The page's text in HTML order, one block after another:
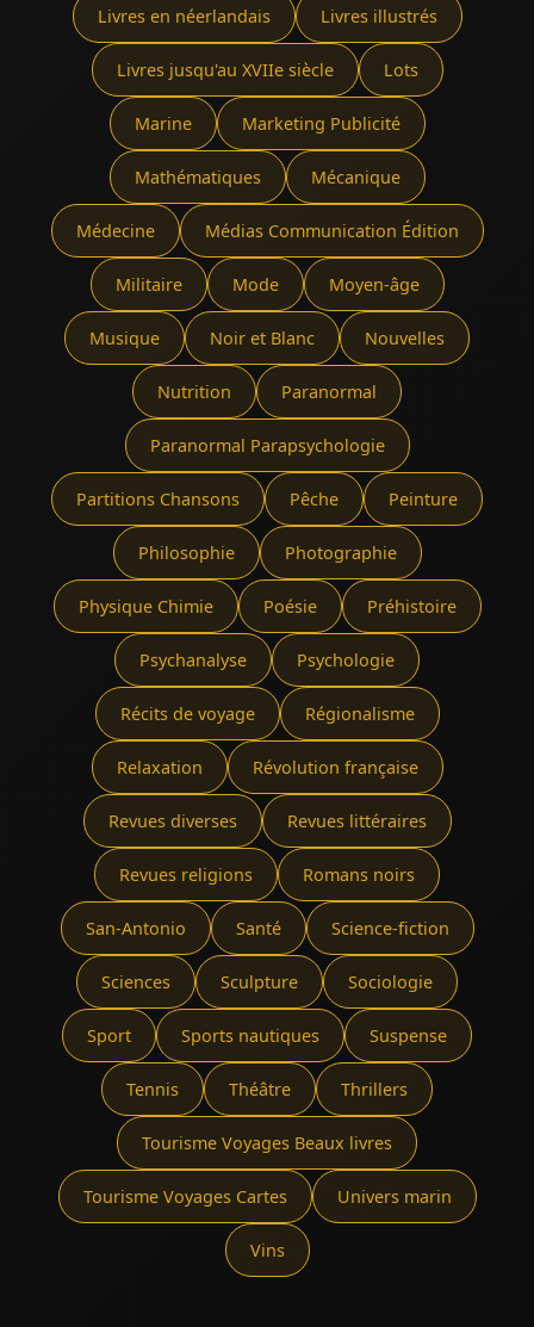
Livres en néerlandais Livres illustrés
Livres jusqu'au XVIIe siècle Lots
Marine Marketing Publicité
Mathématiques Mécanique
Médecine Médias Communication Édition
Militaire Mode Moyen-âge
Musique Noir et Blanc Nouvelles
Nutrition Paranormal
Paranormal Parapsychologie
Partitions Chansons Pêche Peinture
Philosophie Photographie
Physique Chimie Poésie Préhistoire
Psychanalyse Psychologie
Récits de voyage Régionalisme
Relaxation Révolution française
Revues diverses Revues littéraires
Revues religions Romans noirs
San-Antonio Santé Science-fiction
Sciences Sculpture Sociologie
Sport Sports nautiques Suspense
Tennis Théâtre Thrillers
Tourisme Voyages Beaux livres
Tourisme Voyages Cartes Univers marin
Vins